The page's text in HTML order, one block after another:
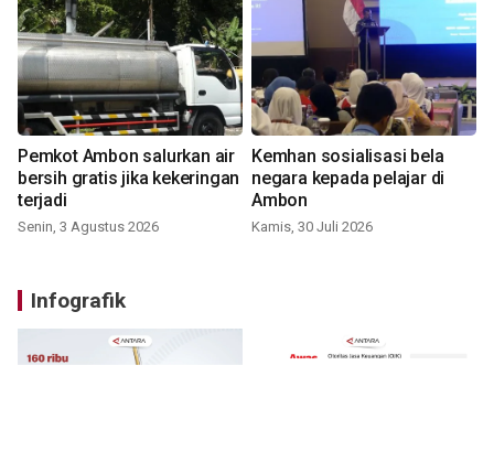
Pemkot Ambon salurkan air
bersih gratis jika kekeringan
terjadi
Senin, 3 Agustus 2026
Kemhan sosialisasi bela
negara kepada pelajar di
Ambon
Kamis, 30 Juli 2026
Infografik